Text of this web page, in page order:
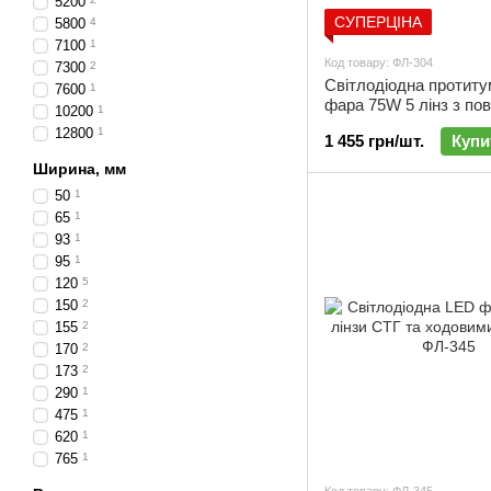
СУПЕРЦІНА
Код товару: ФЛ-304
Світлодіодна
фара 75W 5 лінз з
1 455 грн/шт.
5800 4
7100 1
7300 2
7600 1
10200 1
12800 1
Ширина, мм
50 1
65 1
93 1
95 1
120 5
150 2
155 2
170 2
173 2
290 1
475 1
620 1
765 1